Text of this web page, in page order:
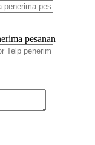
pesanan